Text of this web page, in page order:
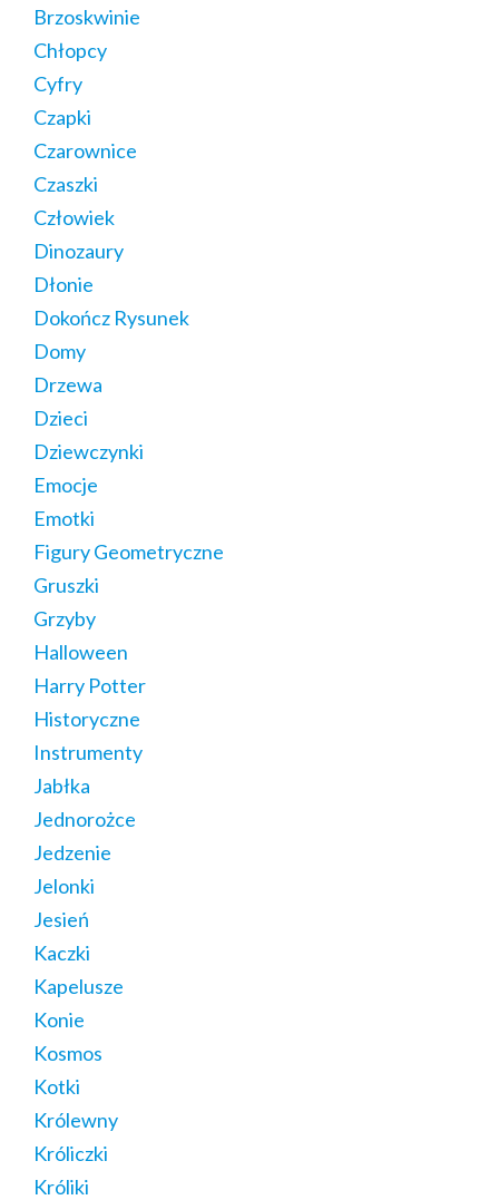
Brzoskwinie
Chłopcy
Cyfry
Czapki
Czarownice
Czaszki
Człowiek
Dinozaury
Dłonie
Dokończ Rysunek
Domy
Drzewa
Dzieci
Dziewczynki
Emocje
Emotki
Figury Geometryczne
Gruszki
Grzyby
Halloween
Harry Potter
Historyczne
Instrumenty
Jabłka
Jednorożce
Jedzenie
Jelonki
Jesień
Kaczki
Kapelusze
Konie
Kosmos
Kotki
Królewny
Króliczki
Króliki